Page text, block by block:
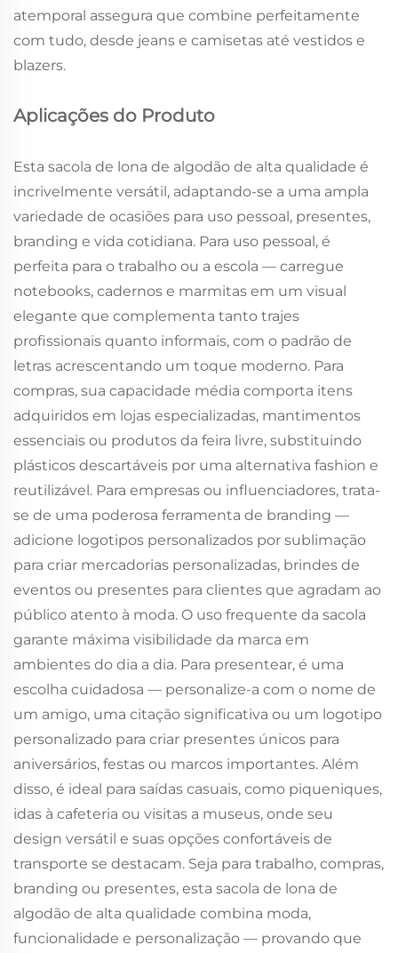
atemporal assegura que combine perfeitamente
com tudo, desde jeans e camisetas até vestidos e
blazers.
Aplicações do Produto
Esta sacola de lona de algodão de alta qualidade é
incrivelmente versátil, adaptando-se a uma ampla
variedade de ocasiões para uso pessoal, presentes,
branding e vida cotidiana. Para uso pessoal, é
perfeita para o trabalho ou a escola — carregue
notebooks, cadernos e marmitas em um visual
elegante que complementa tanto trajes
profissionais quanto informais, com o padrão de
letras acrescentando um toque moderno. Para
compras, sua capacidade média comporta itens
adquiridos em lojas especializadas, mantimentos
essenciais ou produtos da feira livre, substituindo
plásticos descartáveis por uma alternativa fashion e
reutilizável. Para empresas ou influenciadores, trata-
se de uma poderosa ferramenta de branding —
adicione logotipos personalizados por sublimação
para criar mercadorias personalizadas, brindes de
eventos ou presentes para clientes que agradam ao
público atento à moda. O uso frequente da sacola
garante máxima visibilidade da marca em
ambientes do dia a dia. Para presentear, é uma
escolha cuidadosa — personalize-a com o nome de
um amigo, uma citação significativa ou um logotipo
personalizado para criar presentes únicos para
aniversários, festas ou marcos importantes. Além
disso, é ideal para saídas casuais, como piqueniques,
idas à cafeteria ou visitas a museus, onde seu
design versátil e suas opções confortáveis de
transporte se destacam. Seja para trabalho, compras,
branding ou presentes, esta sacola de lona de
algodão de alta qualidade combina moda,
funcionalidade e personalização — provando que